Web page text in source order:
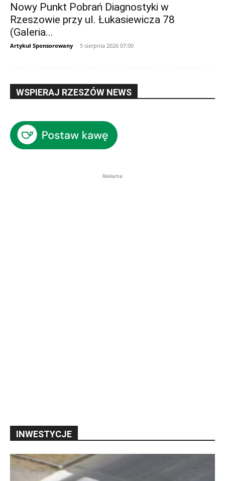
Nowy Punkt Pobrań Diagnostyki w
Rzeszowie przy ul. Łukasiewicza 78
(Galeria...
Artykuł Sponsorowany - 5 sierpnia 2026 07:00
WSPIERAJ RZESZÓW NEWS
Reklama
INWESTYCJE